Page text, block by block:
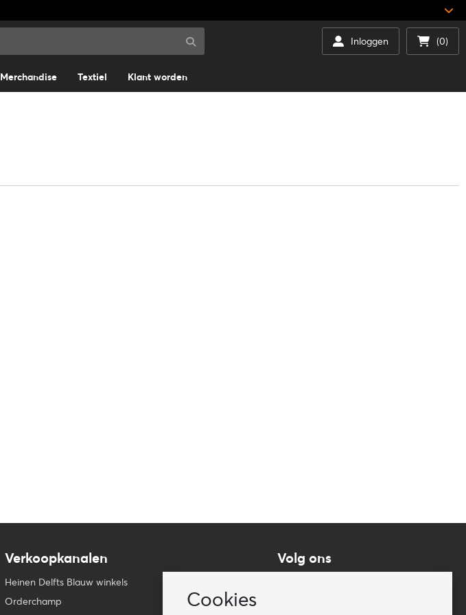
Cookies
Inloggen (0)
Merchandise Textiel Klant worden
Verkoopkanalen
Heinen Delfts Blauw winkels
Orderchamp
Volg ons